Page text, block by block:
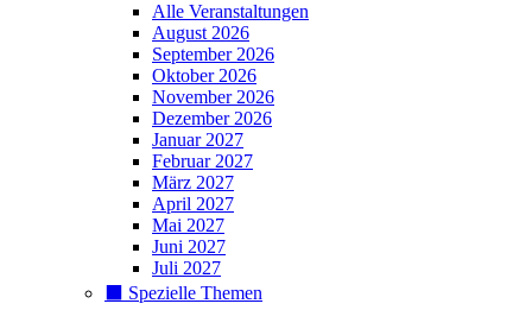
Alle Veranstaltungen
August 2026
September 2026
Oktober 2026
November 2026
Dezember 2026
Januar 2027
Februar 2027
März 2027
April 2027
Mai 2027
Juni 2027
Juli 2027
⬛️ Spezielle Themen